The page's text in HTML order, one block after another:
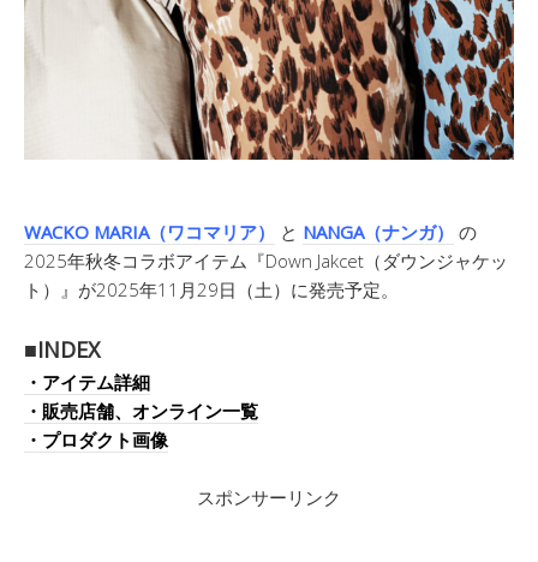
WACKO MARIA（ワコマリア） と NANGA（ナンガ）
の
2025年秋冬コラボアイテム『Down Jakcet（ダウンジャケッ
ト）』が2025年11月29日（土）に発売予定。
■INDEX
・アイテム詳細
・販売店舗、オンライン一覧
・プロダクト画像
スポンサーリンク